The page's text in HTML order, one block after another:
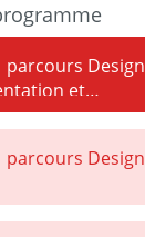
parcours Design
et
parcours Design